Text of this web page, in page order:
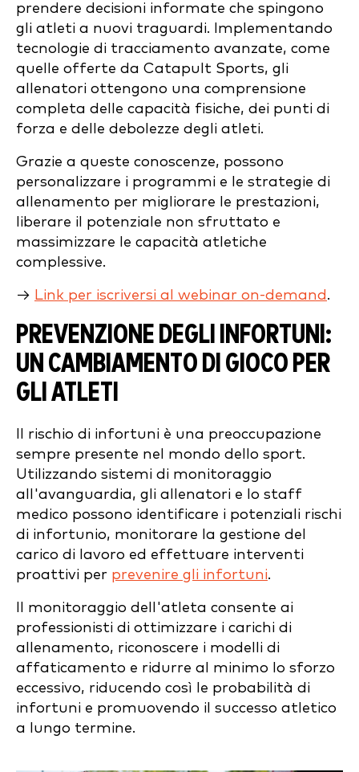
prendere decisioni informate che spingono
gli atleti a nuovi traguardi. Implementando
tecnologie di tracciamento avanzate, come
quelle offerte da Catapult Sports, gli
allenatori ottengono una comprensione
completa delle capacità fisiche, dei punti di
forza e delle debolezze degli atleti.
Grazie a queste conoscenze, possono
personalizzare i programmi e le strategie di
allenamento per migliorare le prestazioni,
liberare il potenziale non sfruttato e
massimizzare le capacità atletiche
complessive.
→ Link per iscriversi al webinar on-demand .
PREVENZIONE DEGLI INFORTUNI:
UN CAMBIAMENTO DI GIOCO PER
GLI ATLETI
Il rischio di infortuni è una preoccupazione
sempre presente nel mondo dello sport.
Utilizzando sistemi di monitoraggio
all'avanguardia, gli allenatori e lo staff
medico possono identificare i potenziali rischi
di infortunio, monitorare la gestione del
carico di lavoro ed effettuare interventi
proattivi per prevenire gli infortuni.
Il monitoraggio dell'atleta consente ai
professionisti di ottimizzare i carichi di
allenamento, riconoscere i modelli di
affaticamento e ridurre al minimo lo sforzo
eccessivo, riducendo così le probabilità di
infortuni e promuovendo il successo atletico
a lungo termine.